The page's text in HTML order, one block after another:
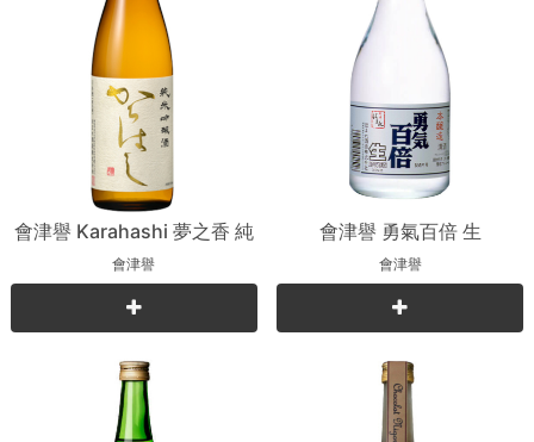
會津譽 Karahashi 夢之香 純
米吟釀
會津譽
會津譽 勇氣百倍 生
會津譽